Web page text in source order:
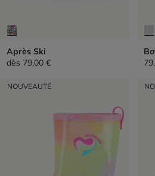
Après Ski
dès 79,00 €
NOUVEAUTÉ